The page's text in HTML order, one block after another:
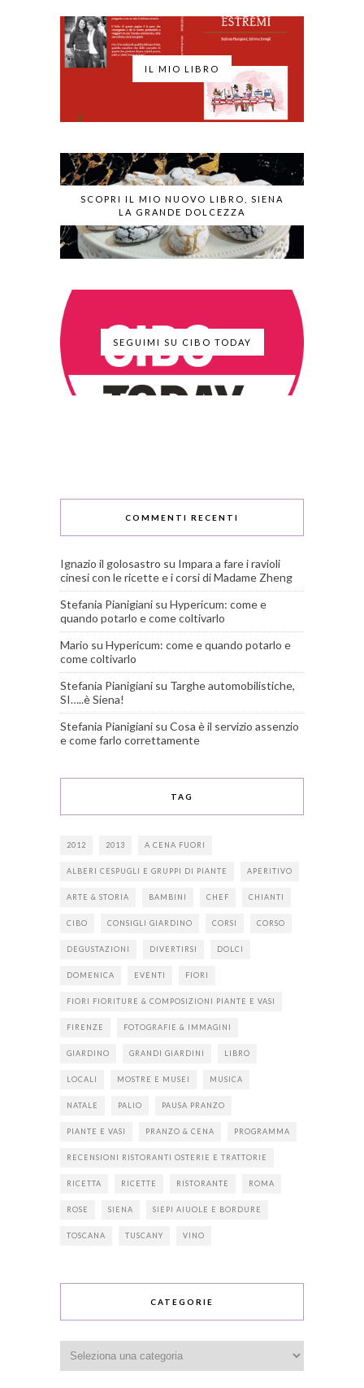
IL MIO LIBRO
SCOPRI IL MIO NUOVO LIBRO, SIENA
LA GRANDE DOLCEZZA
SEGUIMI SU CIBO TODAY
COMMENTI RECENTI
Ignazio il golosastro su Impara a fare i ravioli
cinesi con le ricette e i corsi di Madame Zheng
Stefania Pianigiani su Hypericum: come e
quando potarlo e come coltivarlo
Mario su Hypericum: come e quando potarlo e
come coltivarlo
Stefania Pianigiani su Targhe automobilistiche,
SI…..è Siena!
Stefania Pianigiani su Cosa è il servizio assenzio
e come farlo correttamente
TAG
2012 2013 A CENA FUORI
ALBERI CESPUGLI E GRUPPI DI PIANTE APERITIVO
ARTE & STORIA BAMBINI CHEF CHIANTI
CIBO CONSIGLI GIARDINO CORSI CORSO
DEGUSTAZIONI DIVERTIRSI DOLCI
DOMENICA EVENTI FIORI
FIORI FIORITURE & COMPOSIZIONI PIANTE E VASI
FIRENZE FOTOGRAFIE & IMMAGINI
GIARDINO GRANDI GIARDINI LIBRO
LOCALI MOSTRE E MUSEI MUSICA
NATALE PALIO PAUSA PRANZO
PIANTE E VASI PRANZO & CENA PROGRAMMA
RECENSIONI RISTORANTI OSTERIE E TRATTORIE
RICETTA RICETTE RISTORANTE ROMA
ROSE SIENA SIEPI AIUOLE E BORDURE
TOSCANA TUSCANY VINO
CATEGORIE